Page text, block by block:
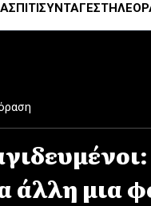
ΣΠΙΤΙΣΥΝΤΑΓΕΣ
άλλη μια